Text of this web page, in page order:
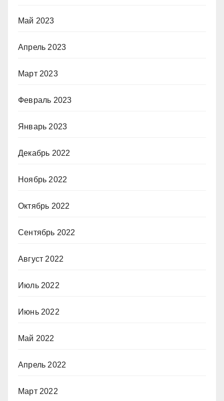
Май 2023
Апрель 2023
Март 2023
Февраль 2023
Январь 2023
Декабрь 2022
Ноябрь 2022
Октябрь 2022
Сентябрь 2022
Август 2022
Июль 2022
Июнь 2022
Май 2022
Апрель 2022
Март 2022